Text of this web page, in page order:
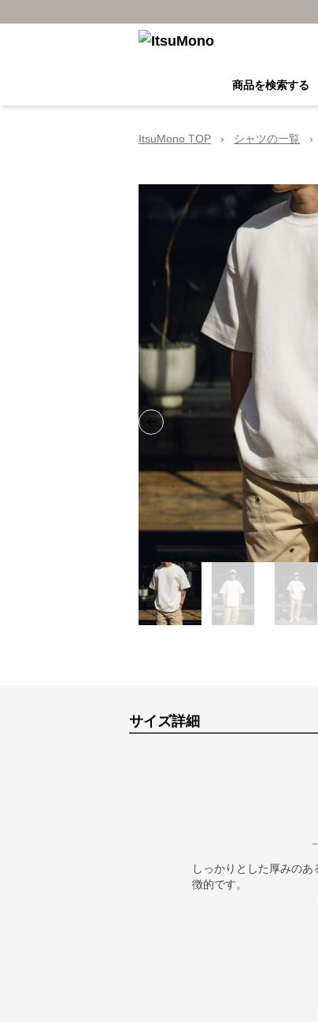
商品を検索する
ItsuMono TOP › シャツの一覧 ›
Previous slide
サイズ詳細
しっかりとした厚みの
徴的です。